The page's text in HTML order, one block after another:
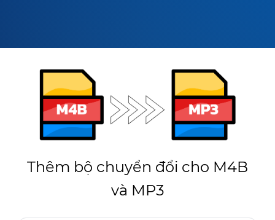
Thêm bộ chuyển đổi cho M4B
và MP3